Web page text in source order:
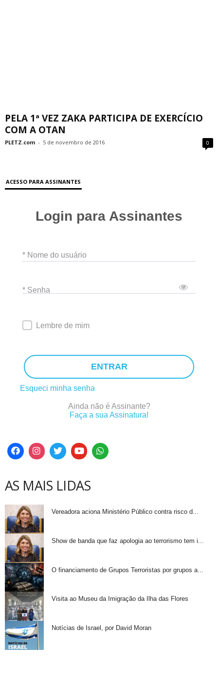
PELA 1ª VEZ ZAKA PARTICIPA DE EXERCÍCIO
COM A OTAN
PLETZ.com - 5 de novembro de 2016 0
ACESSO PARA ASSINANTES
Login para Assinantes
* Nome do usuário
* Senha
Lembre de mim
ENTRAR
Esqueci minha senha
Ainda não é Assinante?
Faça a sua Assinatura!
AS MAIS LIDAS
Vereadora aciona Ministério Público contra risco d...
Show de banda que faz apologia ao terrorismo tem i...
O financiamento de Grupos Terroristas por grupos a...
Visita ao Museu da Imigração da Ilha das Flores
Notícias de Israel, por David Moran